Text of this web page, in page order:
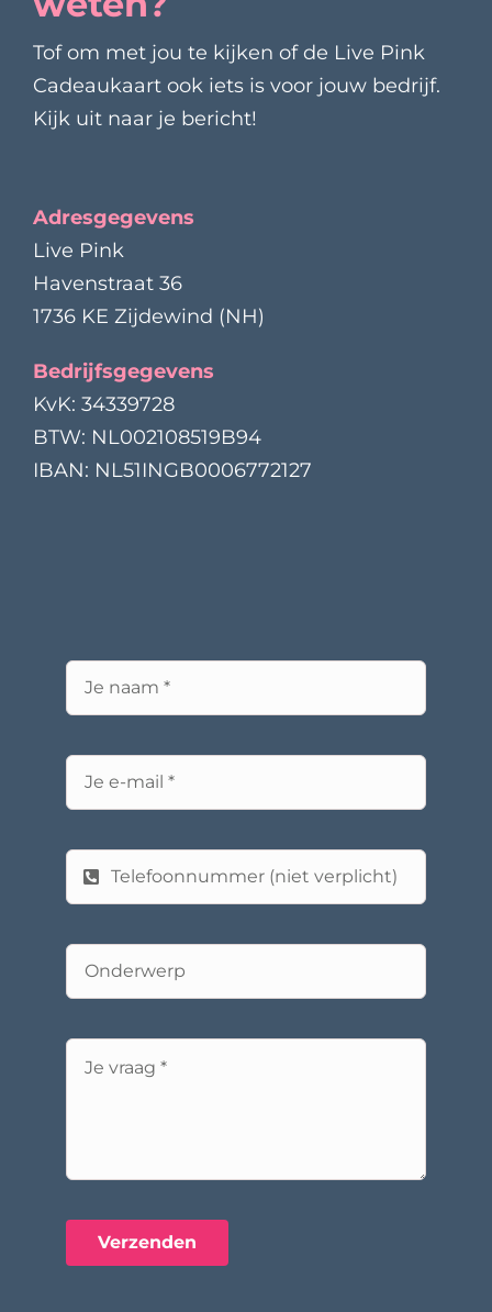
Tof om met jou te kijken of de Live Pink
Cadeaukaart ook iets is voor jouw bedrijf.
Kijk uit naar je bericht!
Adresgegevens
Live Pink
Havenstraat 36
1736 KE Zijdewind (NH)
Bedrijfsgegevens
KvK: 34339728
BTW: NL002108519B94
IBAN: NL51INGB0006772127
Verzenden